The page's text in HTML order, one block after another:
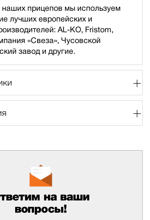
прицепов мы используем
лучших европейских и
AL-KO, Fristom,
«Свеза», Чусовской
завод и другие.
на ваши
вопросы!